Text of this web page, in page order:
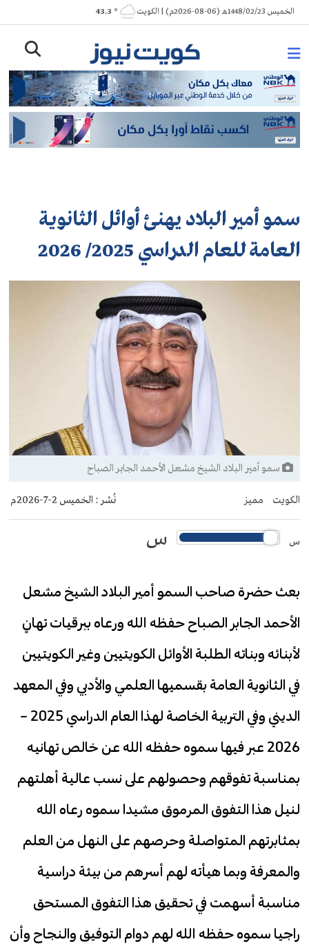
Skip
to
الخميس 1448/02/23هـ (06-08-2026م) | الكويت ° 43.3
سمو أمير البلاد يهنئ أوائل الثانوية
العامة للعام الدراسي 2025/ 2026
سمو أمير البلاد الشيخ مشعل الأحمد الجابر الصباح
الكويت مميز نُشر : الخميس 2-7-2026م
س س
بعث حضرة صاحب السمو أمير البلاد الشيخ مشعل
الأحمد الجابر الصباح حفظه الله ورعاه ببرقيات تهانٍ
لأبنائه وبناته الطلبة الأوائل الكويتيين وغير الكويتيين
في الثانوية العامة بقسميها العلمي والأدبي وفي المعهد
الديني وفي التربية الخاصة لهذا العام الدراسي 2025 –
2026 عبر فيها سموه حفظه الله عن خالص تهانيه
بمناسبة تفوقهم وحصولهم على نسب عالية أهلتهم
لنيل هذا التفوق المرموق مشيدا سموه رعاه الله
بمثابرتهم المتواصلة وحرصهم على النهل من العلم
والمعرفة وبما هيأته لهم أسرهم من بيئة دراسية
مناسبة أسهمت في تحقيق هذا التفوق المستحق
راجيا سموه حفظه الله لهم دوام التوفيق والنجاح وأن